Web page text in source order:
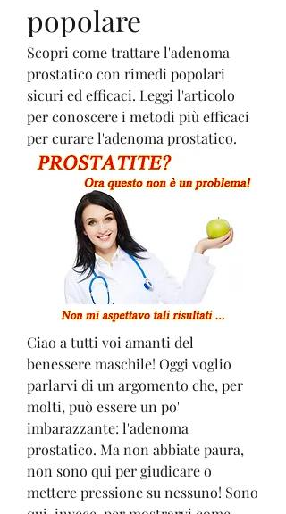
popolare
Scopri come trattare l'adenoma
prostatico con rimedi popolari
sicuri ed efficaci. Leggi l'articolo
per conoscere i metodi più efficaci
per curare l'adenoma prostatico.
Ciao a tutti voi amanti del
benessere maschile! Oggi voglio
parlarvi di un argomento che, per
molti, può essere un po'
imbarazzante: l'adenoma
prostatico. Ma non abbiate paura,
non sono qui per giudicare o
mettere pressione su nessuno! Sono